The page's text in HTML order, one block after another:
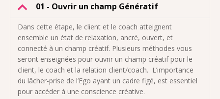
01 - Ouvrir un champ Génératif
Dans cette étape, le client et le coach atteignent
ensemble un état de relaxation, ancré, ouvert, et
connecté à un champ créatif. Plusieurs méthodes vous
seront enseignées pour ouvrir un champ créatif pour le
client, le coach et la relation client/coach. L’importance
du lâcher-prise de l’Ego ayant un cadre figé, est essentiel
pour accéder à une conscience créative.